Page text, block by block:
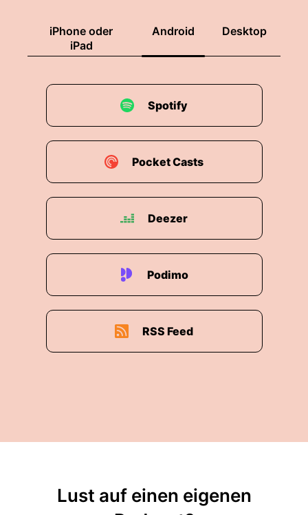
iPhone oder
iPad
Android Desktop
Spotify
Pocket Casts
Deezer
Podimo
RSS Feed
Lust auf einen eigenen